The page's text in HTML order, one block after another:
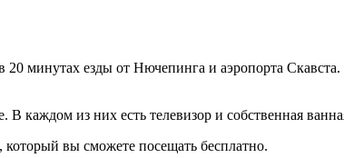
20 минутах езды от Нючепинга и аэропорта
каждом из них есть телевизор и собственная
вы сможете посещать бесплатно.